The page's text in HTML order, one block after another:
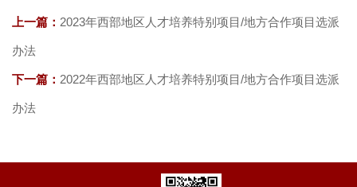
上一篇： 2023年西部地区人才培养特别项目/地方合作项目选派
办法
下一篇： 2022年西部地区人才培养特别项目/地方合作项目选派
办法